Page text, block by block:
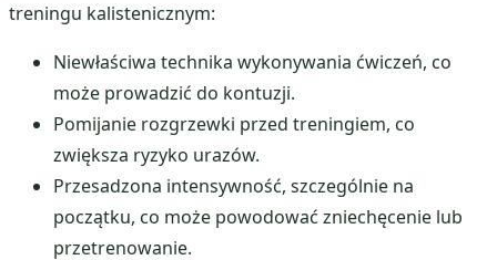
treningu kalistenicznym:
Niewłaściwa technika wykonywania ćwiczeń, co
może prowadzić do kontuzji.
Pomijanie rozgrzewki przed treningiem, co
zwiększa ryzyko urazów.
Przesadzona intensywność, szczególnie na
początku, co może powodować zniechęcenie lub
przetrenowanie.